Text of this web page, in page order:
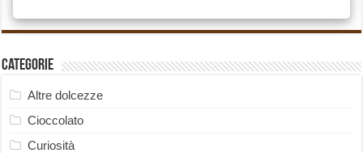
Categorie
Altre dolcezze
Cioccolato
Curiosità